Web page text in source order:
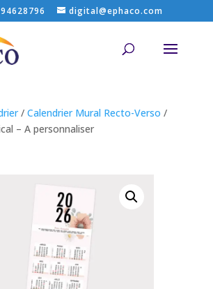
digital@ephaco.com
/ Calendrier Mural Recto-Verso /
– A personnaliser